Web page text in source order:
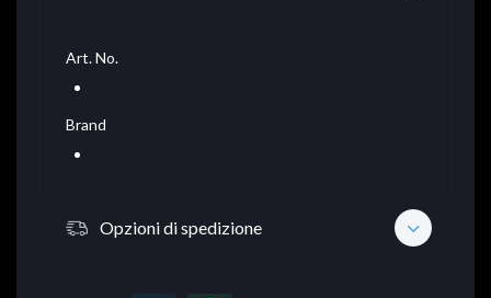
Art. No.
Brand
Opzioni di spedizione